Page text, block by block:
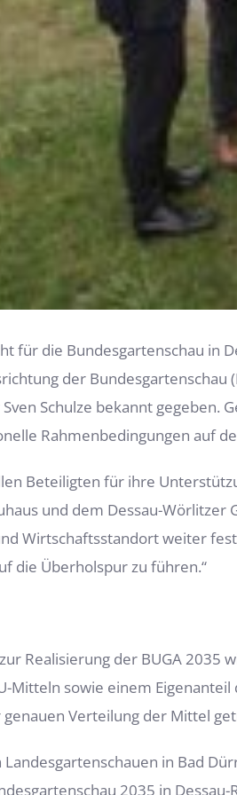
für die Bundesgartenschau in
der Bundesgartenschau
Schulze bekannt gegeben.
Rahmenbedingungen auf
Beteiligten für ihre
und dem Dessau-
Wirtschaftsstandort weiter
die Überholspur zu führen.“
Realisierung der BUGA
Mitteln sowie einem
Verteilung der Mittel
in Bad
2035 in